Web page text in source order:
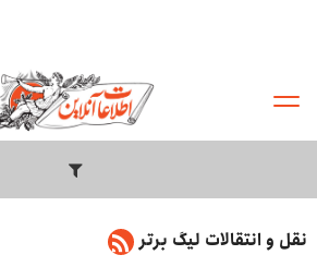
نقل و انتقالات لیگ برتر